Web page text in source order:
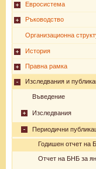
Евросистема
Ръководство
Организационна
История
Правна рамка
Изследвания и
Въведение
Изследвания
Периодични
Годишен отчет на
Отчет на БНБ за